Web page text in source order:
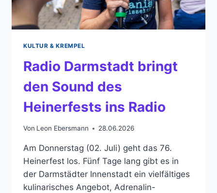
KULTUR & KREMPEL
Radio Darmstadt bringt
den Sound des
Heinerfests ins Radio
Von Leon Ebersmann 28.06.2026
Am Donnerstag (02. Juli) geht das 76.
Heinerfest los. Fünf Tage lang gibt es in
der Darmstädter Innenstadt ein vielfältiges
kulinarisches Angebot, Adrenalin-